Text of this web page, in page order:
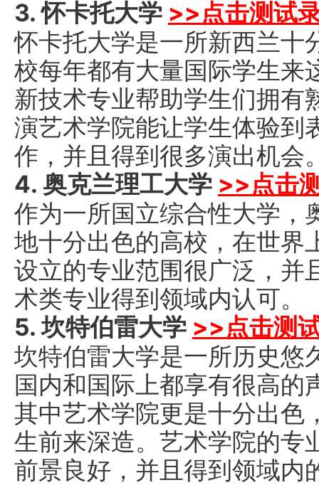
3. 怀卡托大学 >>点击测试
怀卡托大学是一所新西兰十
校每年都有大量国际学生来
新技术专业帮助学生们拥有
演艺术学院能让学生体验到
作，并且得到很多演出机会
4. 奥克兰理工大学 >>点击
作为一所国立综合性大学，
地十分出色的高校，在世界
设立的专业范围很广泛，并
术类专业得到领域内认可。
5. 坎特伯雷大学 >>点击测
坎特伯雷大学是一所历史悠
国内和国际上都享有很高的
其中艺术学院更是十分出色
生前来深造。艺术学院的专
前景良好，并且得到领域内